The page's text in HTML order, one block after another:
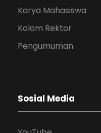
Karya Mahasiswa
Kolom Rektor
Pengumuman
Sosial Media